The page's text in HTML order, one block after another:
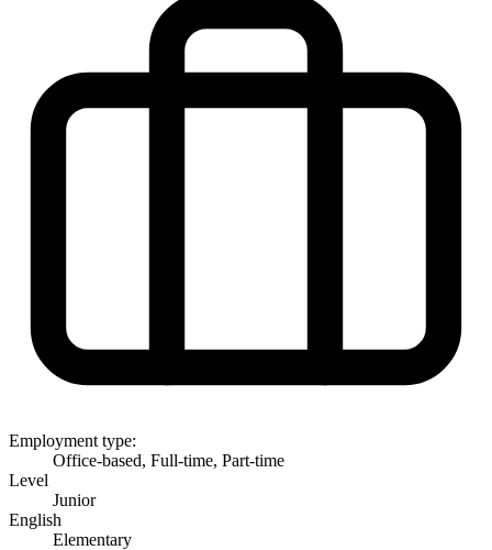
Employment type:
Office-based, Full-time, Part-time
Level
Junior
English
Elementary